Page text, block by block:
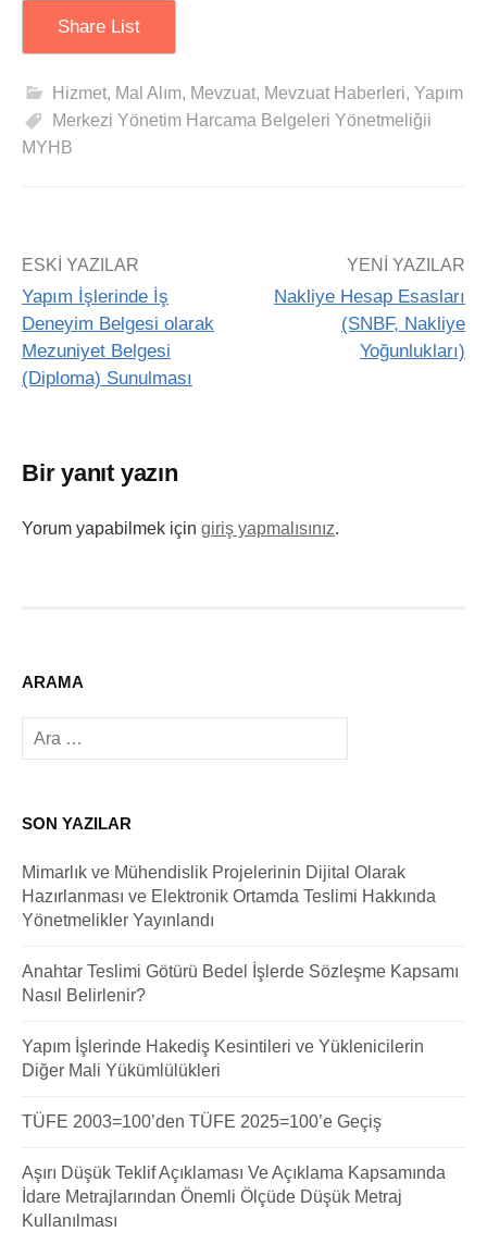
Share List
Hizmet, Mal Alım, Mevzuat, Mevzuat Haberleri, Yapım
Merkezi Yönetim Harcama Belgeleri Yönetmeliğii
MYHB
ESKI YAZILAR
Yapım İşlerinde İş
Deneyim Belgesi olarak
Mezuniyet Belgesi
(Diploma) Sunulması
YENI YAZILAR
Nakliye Hesap Esasları
(SNBF, Nakliye
Yoğunlukları)
Bir yanıt yazın
Yorum yapabilmek için giriş yapmalısınız.
ARAMA
Arama:
SON YAZILAR
Mimarlık ve Mühendislik Projelerinin Dijital Olarak
Hazırlanması ve Elektronik Ortamda Teslimi Hakkında
Yönetmelikler Yayınlandı
Anahtar Teslimi Götürü Bedel İşlerde Sözleşme Kapsamı
Nasıl Belirlenir?
Yapım İşlerinde Hakediş Kesintileri ve Yüklenicilerin
Diğer Mali Yükümlülükleri
TÜFE 2003=100’den TÜFE 2025=100’e Geçiş
Aşırı Düşük Teklif Açıklaması Ve Açıklama Kapsamında
İdare Metrajlarından Önemli Ölçüde Düşük Metraj
Kullanılması